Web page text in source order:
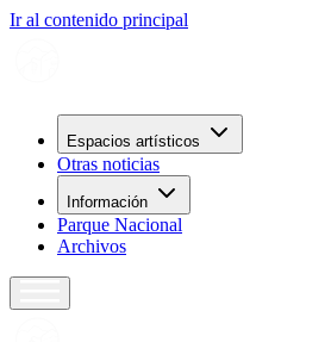
Ir al contenido principal
Espacios artísticos
Otras noticias
Información
Parque Nacional
Archivos